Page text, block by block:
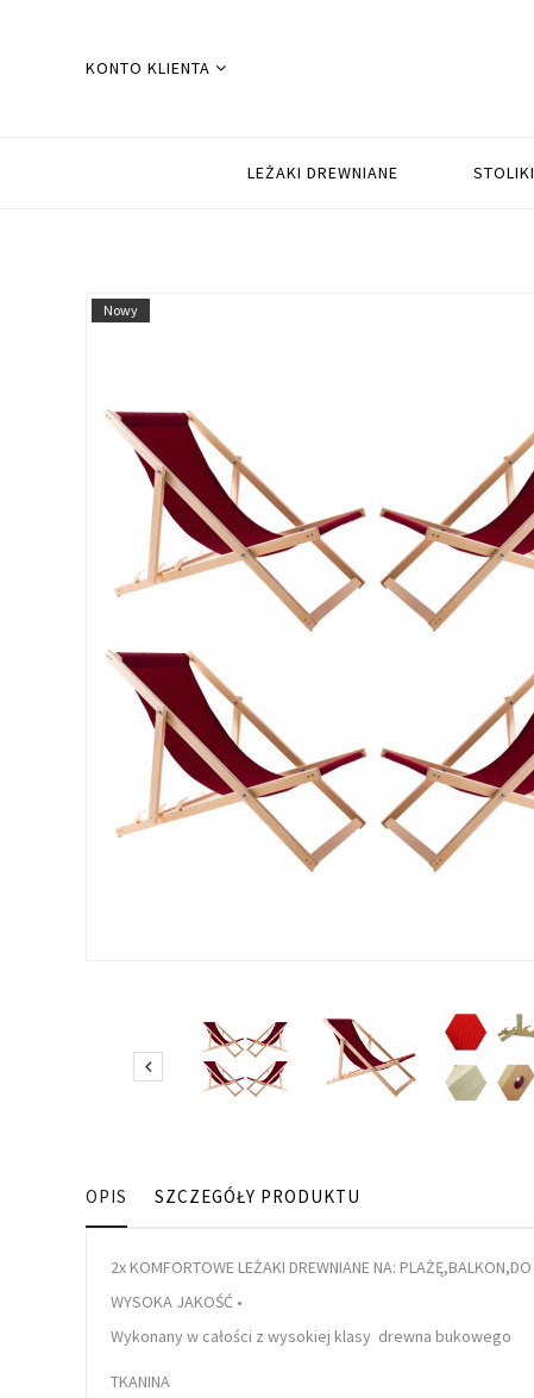
KONTO KLIENTA
LEŻAKI DREWNIANE
Nowy

OPIS SZCZEGÓŁY PRODUKTU
2x KOMFORTOWE LEŻAKI DREWNIANE NA:
WYSOKA JAKOŚĆ •
Wykonany w całości z wysokiej klasy drewna bukowego
TKANINA